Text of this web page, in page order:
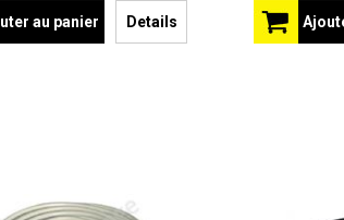
au panier Details